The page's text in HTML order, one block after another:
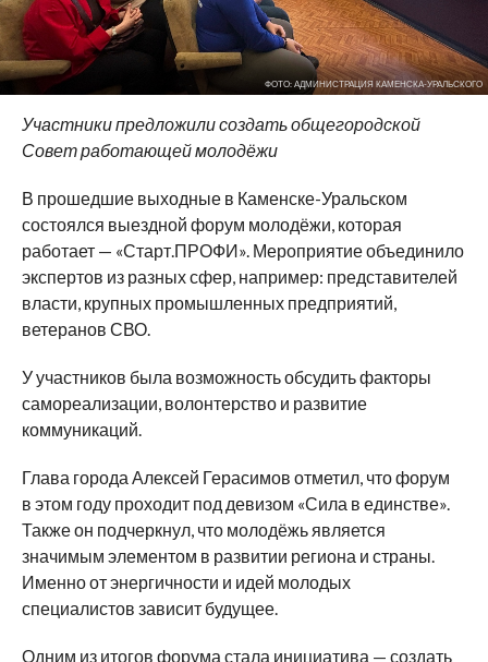
ФОТО: АДМИНИСТРАЦИЯ КАМЕНСКА-УРАЛЬСКОГО
Участники предложили создать общегородской
Совет работающей молодёжи
В прошедшие выходные в Каменске-Уральском
состоялся выездной форум молодёжи, которая
работает — «Старт.ПРОФИ». Мероприятие объединило
экспертов из разных сфер, например: представителей
власти, крупных промышленных предприятий,
ветеранов СВО.
У участников была возможность обсудить факторы
самореализации, волонтерство и развитие
коммуникаций.
Глава города Алексей Герасимов отметил, что форум
в этом году проходит под девизом «Сила в единстве».
Также он подчеркнул, что молодёжь является
значимым элементом в развитии региона и страны.
Именно от энергичности и идей молодых
специалистов зависит будущее.
Одним из итогов форума стала инициатива — создать